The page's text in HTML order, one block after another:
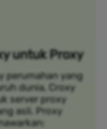
untuk Proxy
perumahan yang
dunia, Croxy
server proxy
asli. Proxy